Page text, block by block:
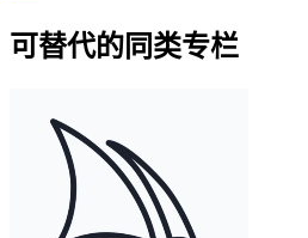
可替代的同类专栏